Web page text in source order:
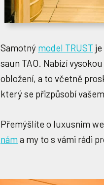
Samotný model TRUST
saun TAO. Nabízí
obložení, a to včetně
který se přizpůsobí
Přemýšlíte o luxusním
nám a my to s vámi rádi